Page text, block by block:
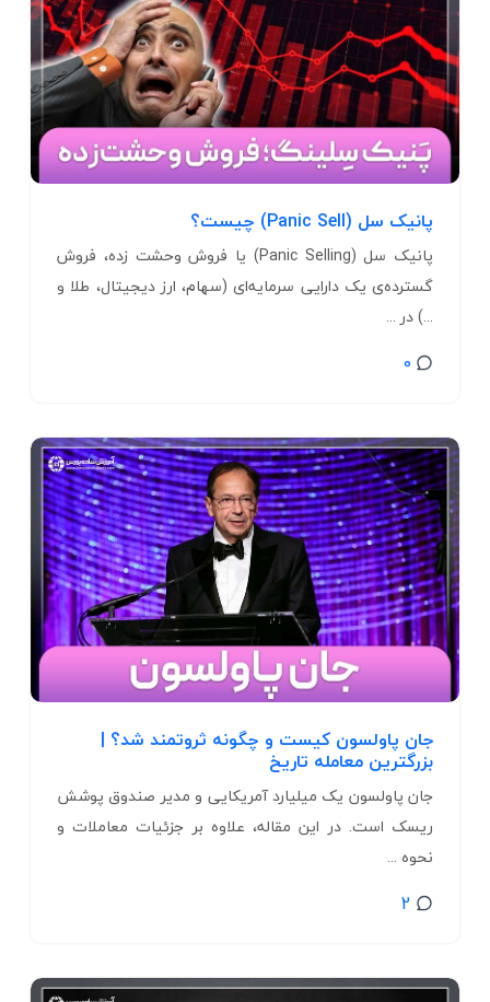
پانیک سل (Panic Sell) چیست؟
پانیک سل (Panic Selling) یا فروش وحشت زده، فروش
گسترده‌ی یک دارایی سرمایه‌ای (سهام، ارز دیجیتال، طلا و
...) در ...
0
جان پاولسون کیست و چگونه ثروتمند شد؟ |
بزرگترین معامله تاریخ
جان پاولسون یک میلیارد آمریکایی و مدیر صندوق پوشش
ریسک است. در این مقاله، علاوه بر جزئیات معاملات و
نحوه ...
2